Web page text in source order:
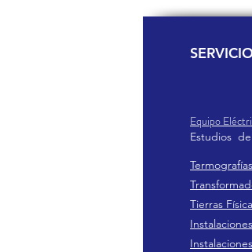
Equipo
Estudios de
Tierras